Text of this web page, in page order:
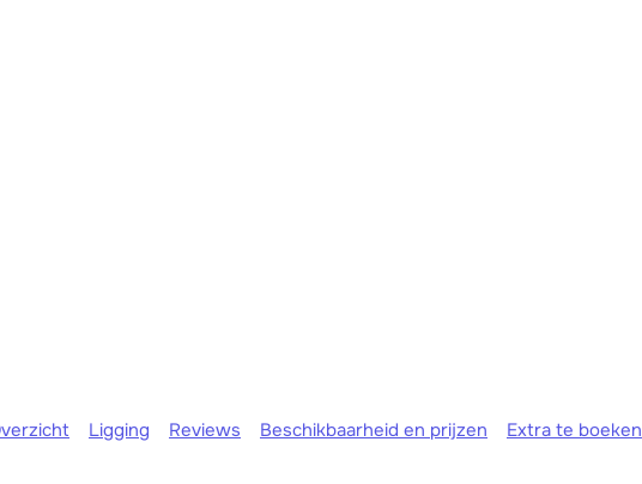
Ligging Reviews Beschikbaarheid en prijzen Extra te boeken